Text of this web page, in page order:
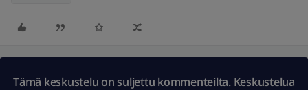
Tämä keskustelu on suljettu kommenteilta. Keskustelua